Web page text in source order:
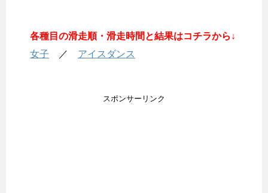
各種目の滑走順・滑走時間と結果はコチラから↓
女子 ／ アイスダンス
スポンサーリンク